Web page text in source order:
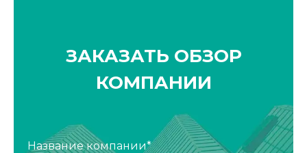
ЗАКАЗАТЬ ОБЗОР
КОМПАНИИ
Название компании*